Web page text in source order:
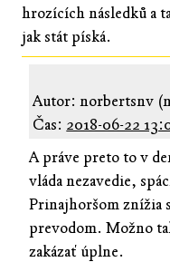
hrozících následků a
jak stát píská.
Autor: norbertsnv
Čas: 2018-06-22
A práve preto to v
vláda nezavedie,
Prinajhoršom znížia
prevodom. Možno
zakázať úplne.